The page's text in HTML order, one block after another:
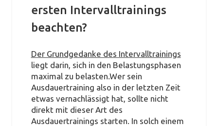
ersten Intervalltrainings
beachten?
Der Grundgedanke des Intervalltrainings
liegt darin, sich in den Belastungsphasen
maximal zu belasten.Wer sein
Ausdauertraining also in der letzten Zeit
etwas vernachlässigt hat, sollte nicht
direkt mit dieser Art des
Ausdauertrainings starten. In solch einem